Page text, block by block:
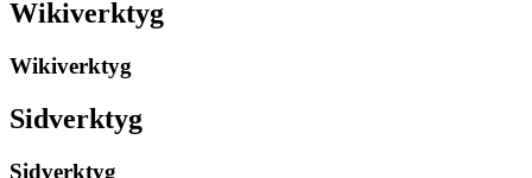
Wikiverktyg
Wikiverktyg
Sidverktyg
Sidverktyg